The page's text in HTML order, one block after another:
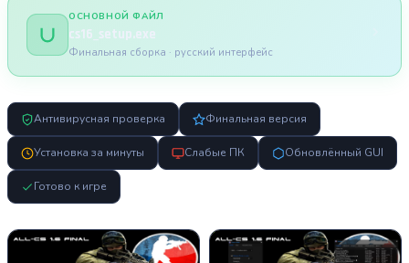
ОСНОВНОЙ ФАЙЛ
cs16_setup.exe
Финальная сборка · русский интерфейс
Антивирусная проверка Финальная версия
Установка за минуты Слабые ПК Обновлённый GUI
Готово к игре